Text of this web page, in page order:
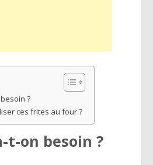
?
ces frites au four ?
t-on besoin ?